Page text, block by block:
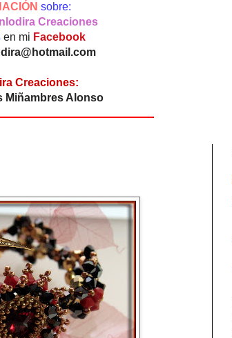
sobre:
Creaciones
en mi Facebook
Creaciones:
Miñambres Alonso